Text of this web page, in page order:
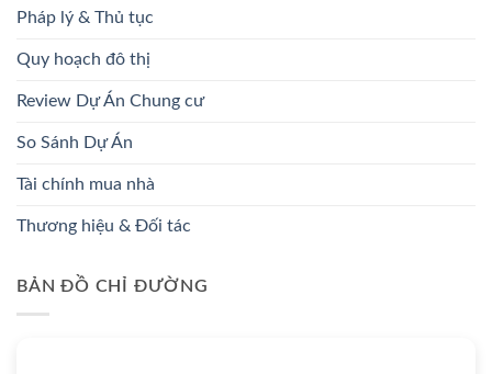
Pháp lý & Thủ tục
Quy hoạch đô thị
Review Dự Án Chung cư
So Sánh Dự Án
Tài chính mua nhà
Thương hiệu & Đối tác
BẢN ĐỒ CHỈ ĐƯỜNG